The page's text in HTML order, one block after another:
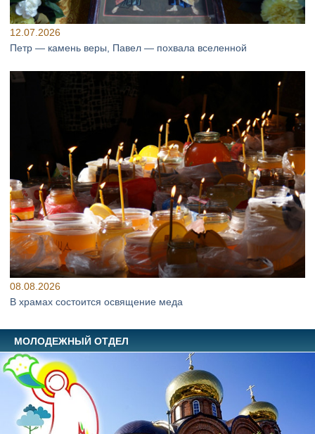
12.07.2026
Петр — камень веры, Павел — похвала вселенной
08.08.2026
В храмах состоится освящение меда
МОЛОДЕЖНЫЙ ОТДЕЛ